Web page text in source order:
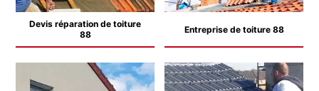
Devis réparation de toiture
88
Entreprise de toiture 88